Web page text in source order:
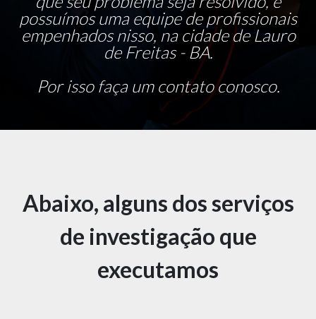
possuímos uma equipe de profissionais
empenhados nisso, na cidade de Lauro
de Freitas - BA.
Por isso faça um contato conosco.
Abaixo, alguns dos serviços
de investigação que
executamos